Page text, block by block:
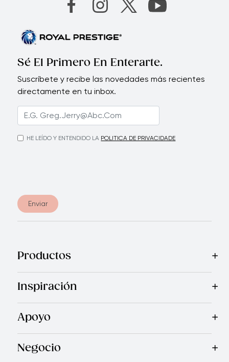
Sé El Primero En Enterarte.
Suscríbete y recibe las novedades más recientes
directamente en tu inbox.
HE LEÍDO Y ENTENDIDO LA POLITICA DE PRIVACIDADE
Enviar
Productos
Mas VendidosCocinaCuchillosVajillasElectrodomésticos
Inspiración
RecetasBlogRoyal TVRevista Royal PrestigePrograma
Apoyo
ContáctanosQuienes SomosGarantía Royal Prestige
Negocio